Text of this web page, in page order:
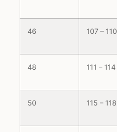
46 107 – 110
48 111 – 114
50 115 – 118